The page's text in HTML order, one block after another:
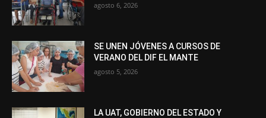
agosto 6, 2026
SE UNEN JÓVENES A CURSOS DE
VERANO DEL DIF EL MANTE
agosto 5, 2026
LA UAT, GOBIERNO DEL ESTADO Y